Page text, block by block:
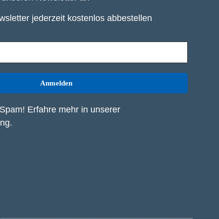
jederzeit kostenlos abbestellen
Erfahre mehr in unserer
.